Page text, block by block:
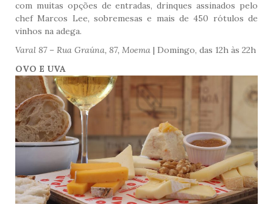
com muitas opções de entradas, drinques assinados pelo
chef Marcos Lee, sobremesas e mais de 450 rótulos de
vinhos na adega.
Varal 87 – Rua Graúna, 87, Moema | Domingo, das 12h às 22h
OVO E UVA